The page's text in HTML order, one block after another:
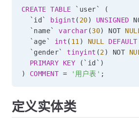
CREATE TABLE ` user `
(
` id ` bigint ( 20) UNSIGNED
` name` varchar (30) NOT NULL
` age ` int ( 11 ) NULL DEFAULT
` gender` tinyint (2) NOT
PRIMARY
KEY ( ` id ` )
)
COMMENT = '用户表' ;
定义实体类